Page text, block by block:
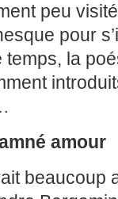
peu
pour
temps, la
amour
beaucoup